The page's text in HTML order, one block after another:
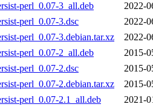
perl_0.07-3_all.deb
2022-
perl_0.07-3.dsc
2022-
perl_0.07-3.debian.tar.xz
2022-
perl_0.07-2_all.deb
2015-
perl_0.07-2.dsc
2015-
perl_0.07-2.debian.tar.xz
2015-
perl_0.07-2.1_all.deb
2021-